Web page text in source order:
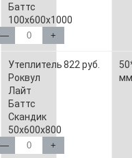
Баттс
100х600х1000
— +
Утеплитель
Роквул
Лайт
Баттс
Скандик
50х600х800
— +
822 руб.
мм